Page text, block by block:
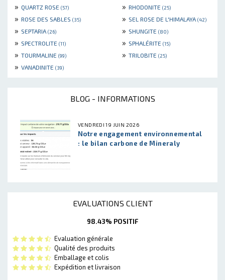
» QUARTZ ROSE (57) » RHODONITE (25)
» ROSE DES SABLES (35) » SEL ROSE DE L'HIMALAYA (42)
» SEPTARIA (26) » SHUNGITE (80)
» SPECTROLITE (11) » SPHALÉRITE (15)
» TOURMALINE (99) » TRILOBITE (25)
» VANADINITE (39)
BLOG - INFORMATIONS
VENDREDI 19 JUIN 2026
Notre engagement environnemental
: le bilan carbone de Mineraly
EVALUATIONS CLIENT
98.43% POSITIF
Evaluation générale
Qualité des produits
Emballage et colis
Expédition et livraison